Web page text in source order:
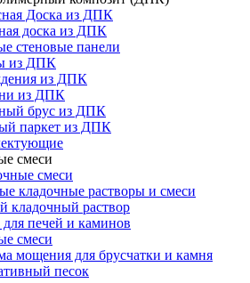
Доска из ДПК
доска из ДПК
стеновые панели
из ДПК
из ДПК
из ДПК
брус из ДПК
паркет из ДПК
смеси
смеси
кладочные растворы и смеси
кладочный раствор
печей и каминов
смеси
мощения для брусчатки и камня
песок